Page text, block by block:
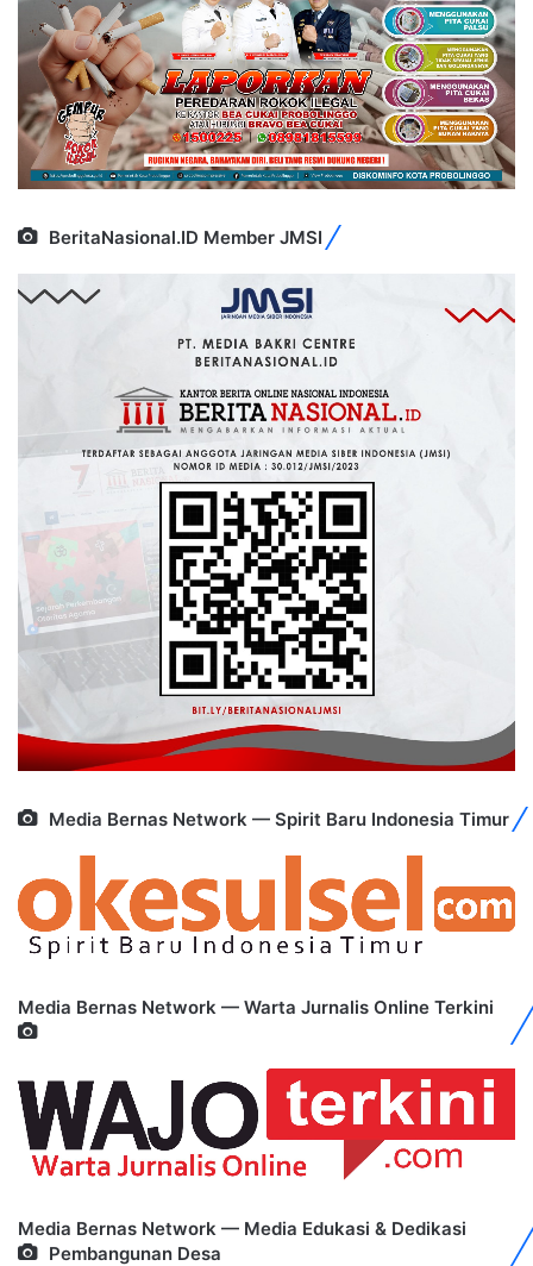
BeritaNasional.ID Member JMSI
Media Bernas Network — Spirit Baru Indonesia Timur
Media Bernas Network — Warta Jurnalis Online Terkini
Media Bernas Network — Media Edukasi & Dedikasi
Pembangunan Desa